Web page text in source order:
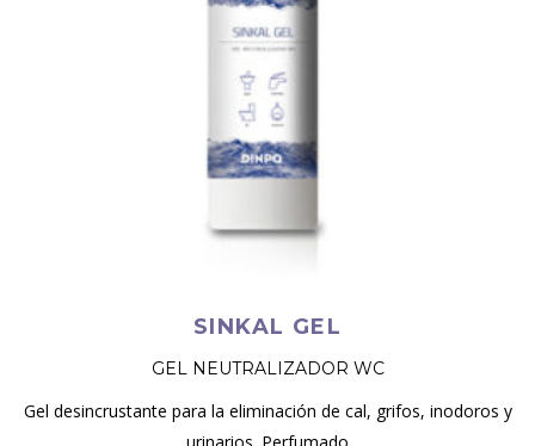
SINKAL GEL
GEL NEUTRALIZADOR WC
Gel desincrustante para la eliminación de cal, grifos, inodoros y